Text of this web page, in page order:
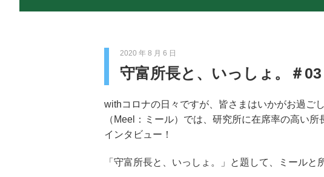
2020 年 8 月 6 日
守富所長と、いっしょ。＃03
withコロナの日々ですが、皆さまはいかがお過ご
（Meel：ミール）では、研究所に在席率の高い
インタビュー！
「守富所長と、いっしょ。」と題して、ミールと